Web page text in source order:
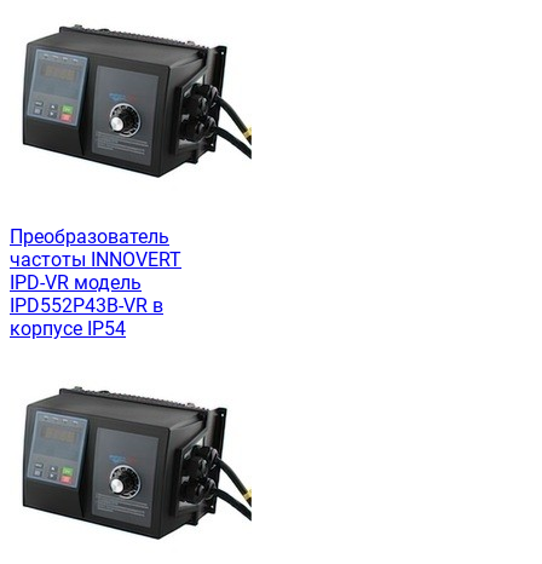
Преобразователь
частоты INNOVERT
IРD-VR модель
IPD552P43B-VR в
корпусе IP54